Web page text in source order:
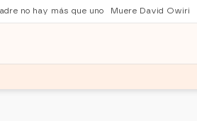
no hay más que uno Muere David Owiri